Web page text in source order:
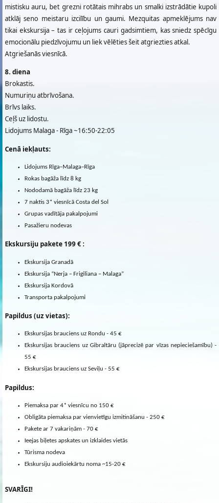
mistisku auru, bet grezni rotātais mihrabs un smalki izstrādātie kupoli
atklāj seno meistaru izcilību un gaumi. Mezquitas apmeklējums nav
tikai ekskursija – tas ir ceļojums cauri gadsimtiem, kas sniedz spēcīgu
emocionālu piedzīvojumu un liek vēlēties šeit atgriezties atkal.
Atgriešanās viesnīcā.
8. diena
Brokastis.
Numuriņu atbrīvošana.
Brīvs laiks.
Ceļš uz lidostu.
Lidojums Malaga - Rīga ~16:50-22:05
Cenā iekļauts:
Lidojums Rīga–Malaga–Rīga
Rokas bagāža līdz 8 kg
Nododamā bagāža līdz 23 kg
7 naktis 3* viesnīcā Costa del Sol
Grupas vadītāja pakalpojumi
Pasažieru nodevas
Ekskursiju pakete 199 € :
Ekskursija Granadā
Ekskursija “Nerja – Frigiliana – Malaga”
Ekskursija Kordovā
Transporta pakalpojumi
Papildus (uz vietas):
Ekskursijas brauciens uz Rondu - 45 €
Ekskursijas brauciens uz Gibraltāru (jāprecizē par vīzas nepieciešamību) -
55 €
Ekskursijas brauciens uz Seviļu - 55 €
Papildus:
Piemaksa par 4* viesnīcu no 150 €
Obligāta piemaksa par vienvietīgu izmitināšanu - 250 €
Pakete ar 7 vakariņām - 70 €
Ieejas biļetes apskates un izklaides vietās
Tūrisma nodeva
Ekskursiju audioiekārtu noma ~15-20 €
SVARĪGI!